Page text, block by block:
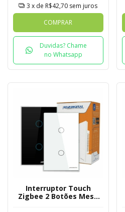
3 x de R$42,70 sem juros
COMPRAR
Duvidas? Chame
no Whatsapp
Interruptor Touch
Zigbee 2 Botões Mesh